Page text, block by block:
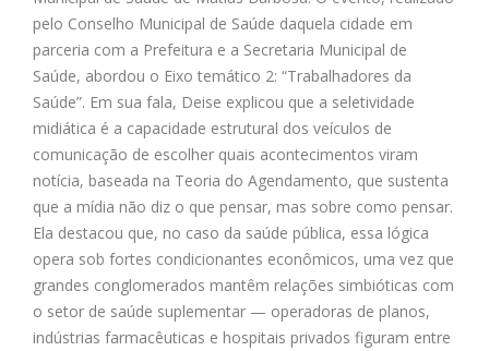
pelo Conselho Municipal de Saúde daquela cidade em
parceria com a Prefeitura e a Secretaria Municipal de
Saúde, abordou o Eixo temático 2: “Trabalhadores da
Saúde”. Em sua fala, Deise explicou que a seletividade
midiática é a capacidade estrutural dos veículos de
comunicação de escolher quais acontecimentos viram
notícia, baseada na Teoria do Agendamento, que sustenta
que a mídia não diz o que pensar, mas sobre como pensar.
Ela destacou que, no caso da saúde pública, essa lógica
opera sob fortes condicionantes econômicos, uma vez que
grandes conglomerados mantêm relações simbióticas com
o setor de saúde suplementar — operadoras de planos,
indústrias farmacêuticas e hospitais privados figuram entre